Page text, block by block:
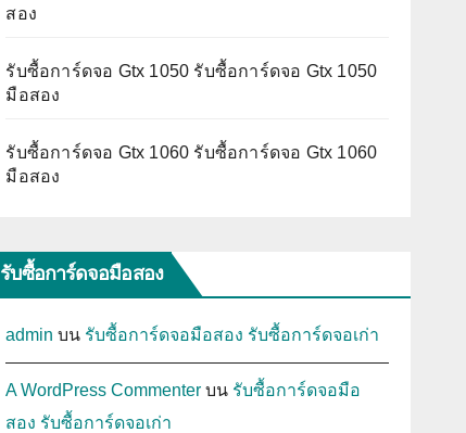
สอง
รับซื้อการ์ดจอ Gtx 1050 รับซื้อการ์ดจอ Gtx 1050
มือสอง
รับซื้อการ์ดจอ Gtx 1060 รับซื้อการ์ดจอ Gtx 1060
มือสอง
รับซื้อการ์ดจอมือสอง
admin บน รับซื้อการ์ดจอมือสอง รับซื้อการ์ดจอเก่า
A WordPress Commenter บน รับซื้อการ์ดจอมือ
สอง รับซื้อการ์ดจอเก่า